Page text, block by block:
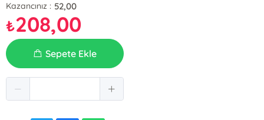
Kazancınız : 52,00
₺208,00
Sepete Ekle